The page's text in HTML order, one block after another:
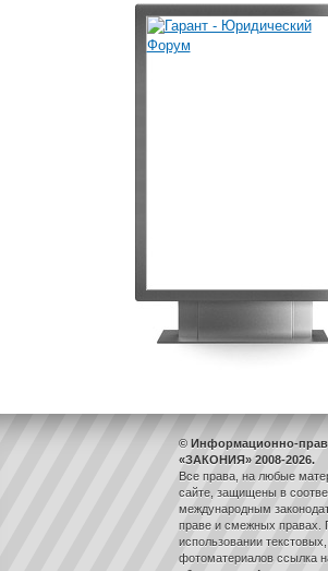
© Информационно-
«ЗАКОНИЯ» 2008-2026.
Все права, на любые
сайте, защищены в
международным
праве и смежных правах.
использовании
фотоматериалов ссылка